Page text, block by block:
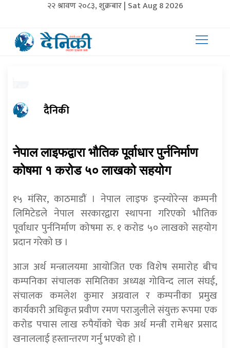
२२ श्रावण २०८३, शुक्रबार | Sat Aug 8 2026
दैनिकी
नेपाल लाइफद्वारा भौतिक पूर्वाधार पुर्ननिर्माण
कोषमा १ करोड ५० लाखको सहयोग
१५ मंसिर, काठमाडाैं । नेपाल लाइफ इन्स्योरेन्स कम्पनी
लिमिटेडले नेपाल सरकारद्वारा स्थापना गरिएको भौतिक
पूर्वाधार पुर्ननिर्माण कोषमा रु. १ करोड ५० लाखको सहयोग
प्रदान गरेको छ ।
आज अर्थ मन्त्रालयमा आयोजित एक विशेष समारोह बीच
कम्पनिका संचालक समितिका अध्यक्ष गोविन्द लाल संघई,
संचालक कमलेश कुमार अग्रवाल र कम्पनीका प्रमुख
कार्यकारी अधिकृत प्रवीण रमण पराजुलीले संयुक्त रूपमा एक
करोड पचास लाख रुपैयाँको चेक अर्थ मन्त्री रामेश्वर प्रसाद
खनाललाई हस्तान्तरण गर्नु भएको हो ।